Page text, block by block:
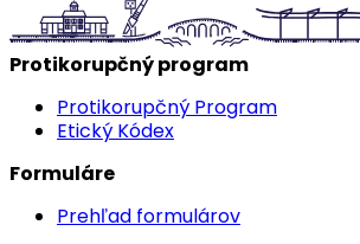
Protikorupčný program
Protikorupčný Program
Etický Kódex
Formuláre
Prehľad formulárov